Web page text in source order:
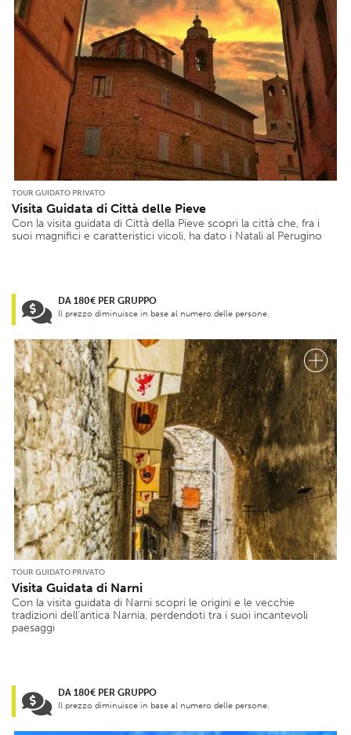
TOUR GUIDATO PRIVATO
Visita Guidata di Città delle Pieve
Con la visita guidata di Città della Pieve scopri la città che, fra i
suoi magnifici e caratteristici vicoli, ha dato i Natali al Perugino
DA 180€ PER GRUPPO
Il prezzo diminuisce in base al numero delle persone.
TOUR GUIDATO PRIVATO
Visita Guidata di Narni
Con la visita guidata di Narni scopri le origini e le vecchie
tradizioni dell’antica Narnia, perdendoti tra i suoi incantevoli
paesaggi
DA 180€ PER GRUPPO
Il prezzo diminuisce in base al numero delle persone.